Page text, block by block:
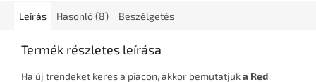
Leírás Hasonló (8) Beszélgetés
Termék részletes leírása
Ha új trendeket keres a piacon, akkor bemutatjuka Red